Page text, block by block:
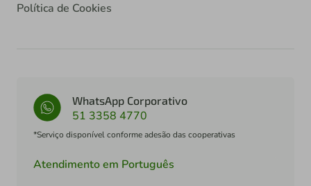
Política de Cookies
WhatsApp Corporativo
51 3358 4770
*Serviço disponível conforme adesão das cooperativas
Atendimento em Português